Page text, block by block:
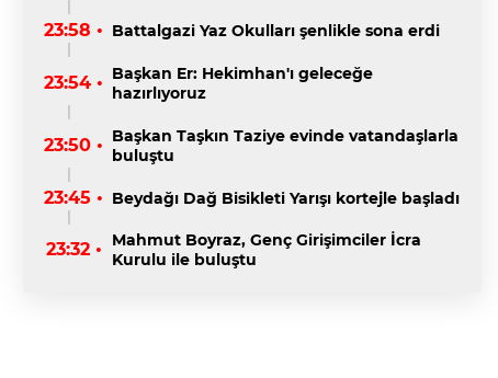
23:58 • Battalgazi Yaz Okulları şenlikle sona erdi
23:54 • Başkan Er: Hekimhan'ı geleceğe
hazırlıyoruz
23:50 • Başkan Taşkın Taziye evinde vatandaşlarla
buluştu
23:45 • Beydağı Dağ Bisikleti Yarışı kortejle başladı
23:32 •
Mahmut Boyraz, Genç Girişimciler İcra
Kurulu ile buluştu